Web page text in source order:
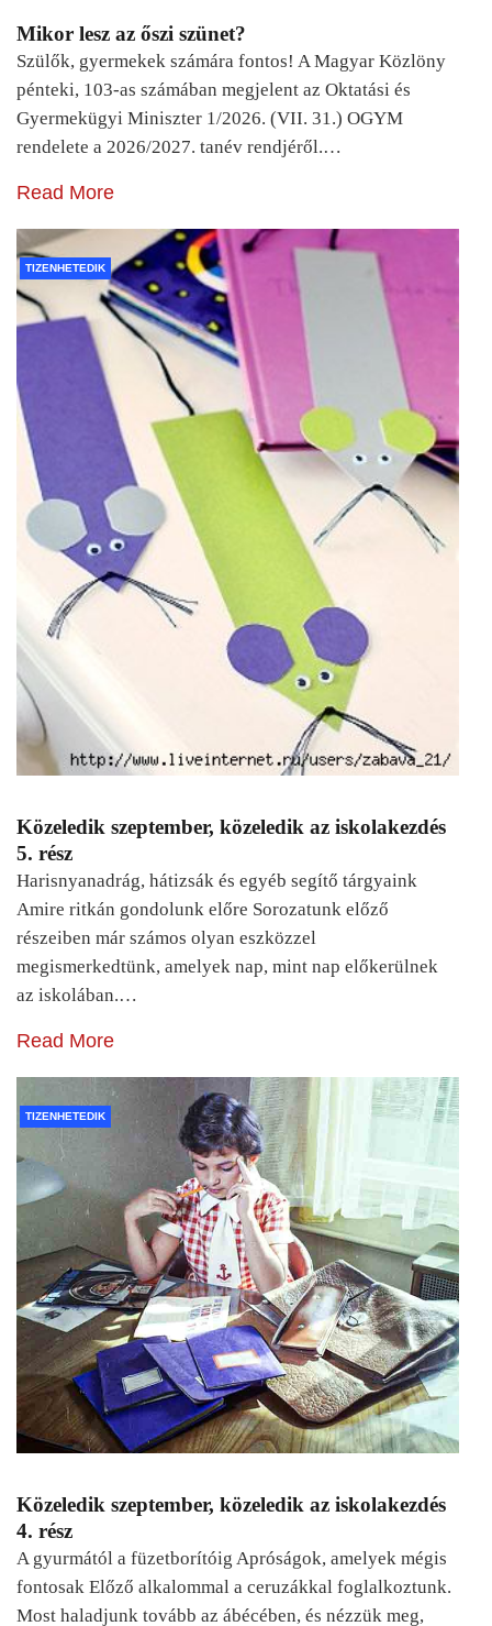
Mikor lesz az őszi szünet?
Szülők, gyermekek számára fontos! A Magyar Közlöny
pénteki, 103-as számában megjelent az Oktatási és
Gyermekügyi Miniszter 1/2026. (VII. 31.) OGYM
rendelete a 2026/2027. tanév rendjéről.…
Read More
TIZENHETEDIK
Közeledik szeptember, közeledik az iskolakezdés
5. rész
Harisnyanadrág, hátizsák és egyéb segítő tárgyaink
Amire ritkán gondolunk előre Sorozatunk előző
részeiben már számos olyan eszközzel
megismerkedtünk, amelyek nap, mint nap előkerülnek
az iskolában.…
Read More
TIZENHETEDIK
Közeledik szeptember, közeledik az iskolakezdés
4. rész
A gyurmától a füzetborítóig Apróságok, amelyek mégis
fontosak Előző alkalommal a ceruzákkal foglalkoztunk.
Most haladjunk tovább az ábécében, és nézzük meg,